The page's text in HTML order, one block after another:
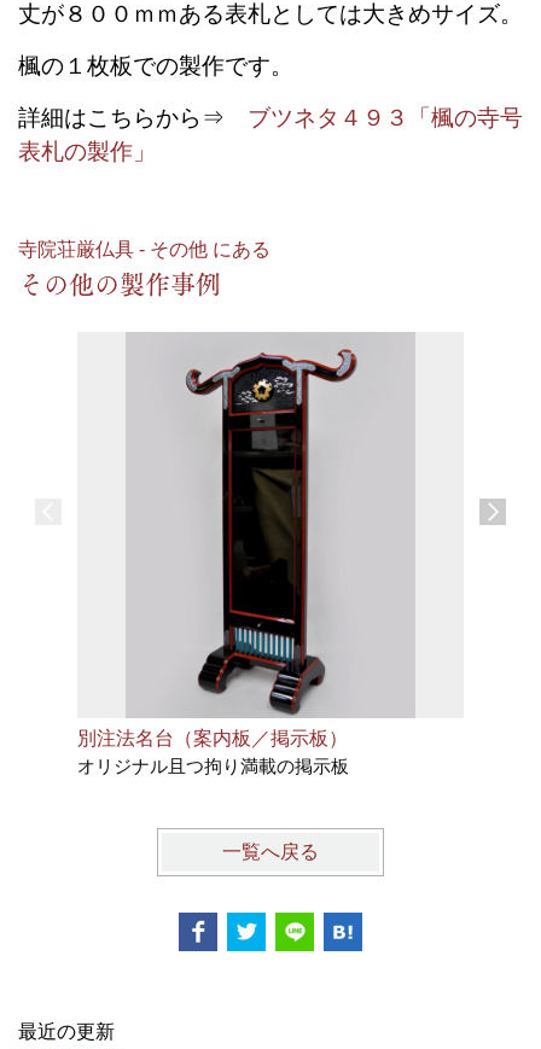
丈が８００ｍｍある表札としては大きめサイズ。
楓の１枚板での製作です。
詳細はこちらから⇒ ブツネタ４９３「楓の寺号
表札の製作」
寺院荘厳仏具 - その他 にある
その他の製作事例
別注法名台（案内板／掲示板）
オリジナル且つ拘り満載の掲示板
一覧へ戻る
最近の更新